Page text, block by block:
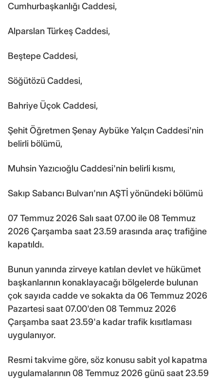
Cumhurbaşkanlığı Caddesi,
Alparslan Türkeş Caddesi,
Beştepe Caddesi,
Söğütözü Caddesi,
Bahriye Üçok Caddesi,
Şehit Öğretmen Şenay Aybüke Yalçın Caddesi'nin
belirli bölümü,
Muhsin Yazıcıoğlu Caddesi'nin belirli kısmı,
Sakıp Sabancı Bulvarı'nın AŞTİ yönündeki bölümü
07 Temmuz 2026 Salı saat 07.00 ile 08 Temmuz
2026 Çarşamba saat 23.59 arasında araç trafiğine
kapatıldı.
Bunun yanında zirveye katılan devlet ve hükümet
başkanlarının konaklayacağı bölgelerde bulunan
çok sayıda cadde ve sokakta da 06 Temmuz 2026
Pazartesi saat 07.00'den 08 Temmuz 2026
Çarşamba saat 23.59'a kadar trafik kısıtlaması
uygulanıyor.
Resmi takvime göre, söz konusu sabit yol kapatma
uygulamalarının 08 Temmuz 2026 günü saat 23.59